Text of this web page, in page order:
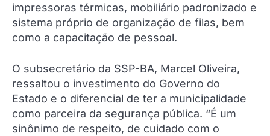
impressoras térmicas, mobiliário padronizado e
sistema próprio de organização de filas, bem
como a capacitação de pessoal.
O subsecretário da SSP-BA, Marcel Oliveira,
ressaltou o investimento do Governo do
Estado e o diferencial de ter a municipalidade
como parceira da segurança pública. “É um
sinônimo de respeito, de cuidado com o